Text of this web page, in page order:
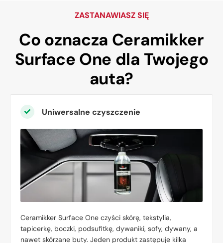
ZASTANAWIASZ SIĘ
Co oznacza Ceramikker
Surface One dla Twojego
auta?
Uniwersalne czyszczenie
Ceramikker Surface One czyści skórę, tekstylia,
tapicerkę, boczki, podsufitkę, dywaniki, sofy, dywany, a
nawet skórzane buty. Jeden produkt zastępuje kilka